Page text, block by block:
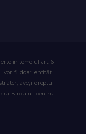
în temeiul art. 6
vor fi doar entități
aveți dreptul
Biroului pentru